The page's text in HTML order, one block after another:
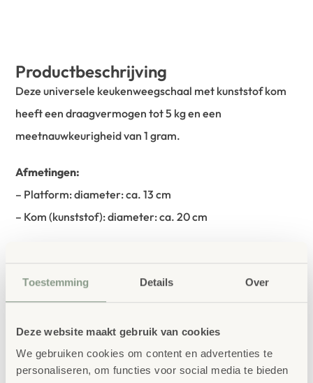
Toestemming Details Over
Deze website maakt gebruik van cookies
We gebruiken cookies om content en advertenties te
personaliseren, om functies voor social media te bieden
Productbeschrijving
Deze universele keukenweegschaal met kunststof kom
heeft een draagvermogen tot 5 kg en een
meetnauwkeurigheid van 1 gram.
Afmetingen:
– Platform: diameter: ca. 13 cm
– Kom (kunststof): diameter: ca. 20 cm
Vertrouwdbestellen bij School
Concept
onderwijsmeubilair. Wij geloven dat een
leeromgeving inspireert wanneer deze